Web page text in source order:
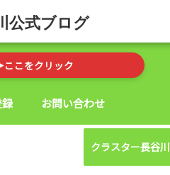
公式ブログ
こをクリック
録 お問い合わせ
クラスター長谷川